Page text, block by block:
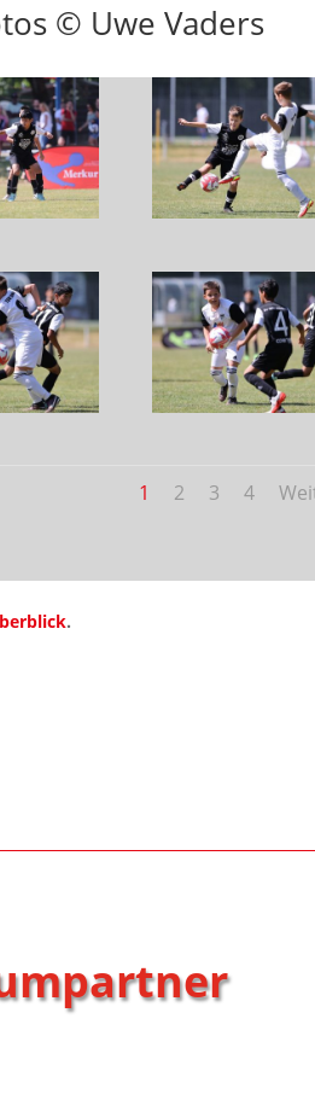
© Uwe Vaders
1 2 3 4
.